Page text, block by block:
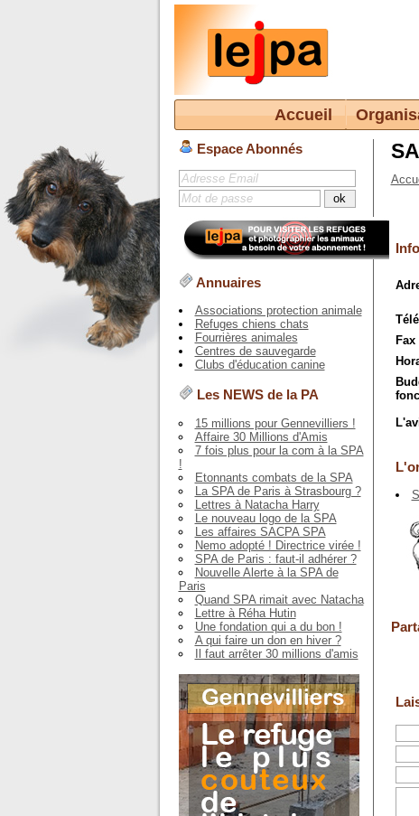
Accueil
Espace Abonnés
Annuaires
Associations protection animale
Refuges chiens chats
Fourrières animales
Centres de sauvegarde
Clubs d'éducation canine
Les NEWS de la PA
15 millions pour Gennevilliers !
Affaire 30 Millions d'Amis
7 fois plus pour la com à la SPA
!
Etonnants combats de la SPA
La SPA de Paris à Strasbourg ?
Lettres à Natacha Harry
Le nouveau logo de la SPA
Les affaires SACPA SPA
Nemo adopté ! Directrice virée !
SPA de Paris : faut-il adhérer ?
Nouvelle Alerte à la SPA de
Paris
Quand SPA rimait avec Natacha
Lettre à Réha Hutin
Une fondation qui a du bon !
A qui faire un don en hiver ?
Il faut arrêter 30 millions d'amis
Fax